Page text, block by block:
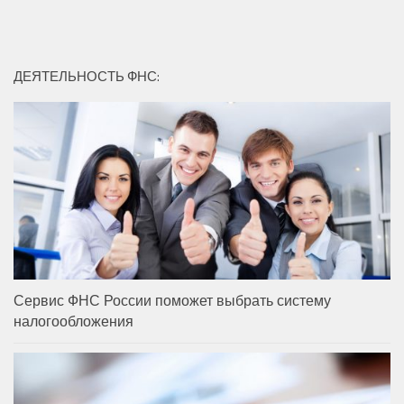
ДЕЯТЕЛЬНОСТЬ ФНС:
Сервис ФНС России поможет выбрать систему
налогообложения